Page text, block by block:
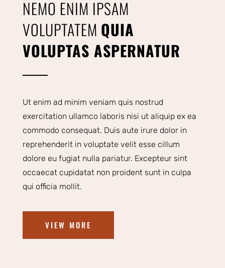
NEMO ENIM IPSAM
VOLUPTATEM QUIA
VOLUPTAS ASPERNATUR
Ut enim ad minim veniam quis nostrud
exercitation ullamco laboris nisi ut aliquip ex ea
commodo consequat. Duis aute irure dolor in
reprehenderit in voluptate velit esse cillum
dolore eu fugiat nulla pariatur. Excepteur sint
occaecat cupidatat non proident sunt in culpa
qui officia mollit.
VIEW MORE